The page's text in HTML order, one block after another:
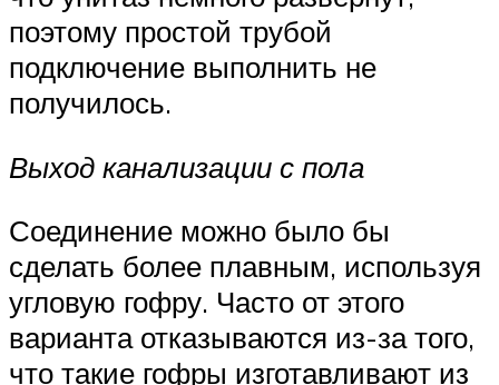
поэтому простой трубой
подключение выполнить не
получилось.
Выход канализации с пола
Соединение можно было бы
сделать более плавным, используя
угловую гофру. Часто от этого
варианта отказываются из-за того,
что такие гофры изготавливают из